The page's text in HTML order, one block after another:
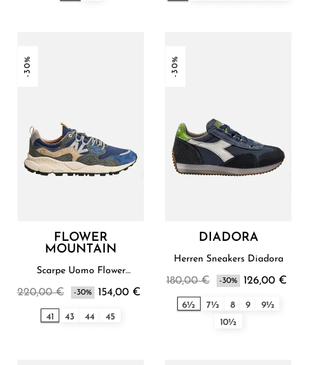
-30%
FLOWER
MOUNTAIN
Scarpe Uomo Flower
220,00 € -30% 154,00 €
41 43 44 45
-30%
DIADORA
Herren Sneakers Diadora
180,00 € -30% 126,00 €
6½ 7½ 8 9
9½
10½